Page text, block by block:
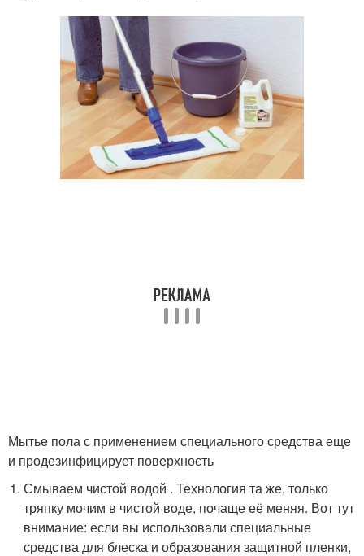
Мытье пола с применением специального средства еще
и продезинфицирует поверхность
Смываем чистой водой . Технология та же, только
тряпку мочим в чистой воде, почаще её меняя. Вот тут
внимание: если вы использовали специальные
средства для блеска и образования защитной пленки,